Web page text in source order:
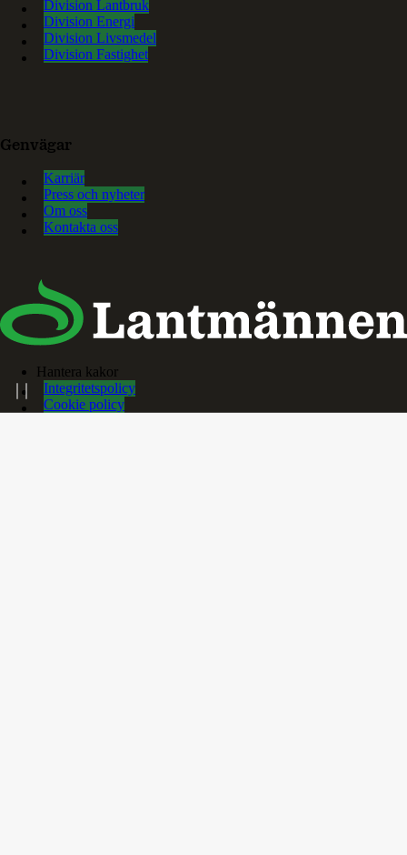
Division Lantbruk
Division Energi
Division Livsmedel
Division Fastighet
Genvägar
Karriär
Press och nyheter
Om oss
Kontakta oss
Hantera kakor
Integritetspolicy
Cookie policy